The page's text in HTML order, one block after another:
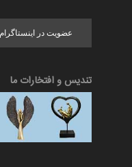
عضویت در
تندیس و افتخارات ما